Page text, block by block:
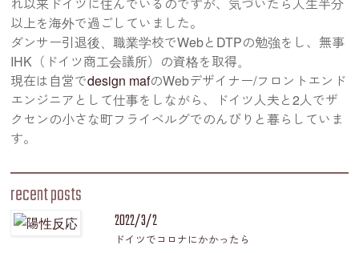
以上を海外で過ごしていました。
ダンサー引退後、職業学校でWebとDTPの勉強をし、無事
IHK（ドイツ商工会議所）の資格を取得。
現在は自営でdesign mafのWebデザイナー/フロントエンド
エンジニアとして仕事をしながら、ドイツ人夫と2人でザ
クセンの小さな町フライベルグでのんびりと暮らしていま
す。
recent posts
2022/3/2
ドイツでコロナにかかったら